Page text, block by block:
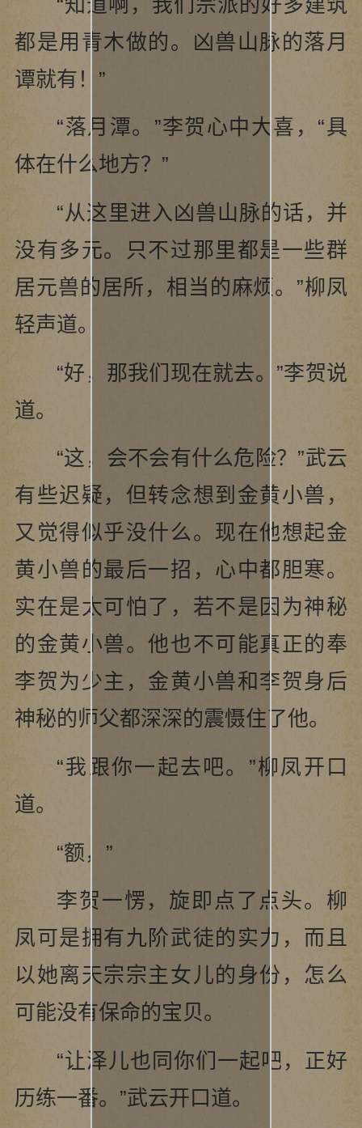
都是用青木做的。凶兽山脉的落月
谭就有！”
“落月潭。”李贺心中大喜，“具
体在什么地方？”
“从这里进入凶兽山脉的话，并
没有多元。只不过那里都是一些群
居元兽的居所，相当的麻烦。”柳凤
轻声道。
“好，那我们现在就去。”李贺说
道。
“这，会不会有什么危险？”武云
有些迟疑，但转念想到金黄小兽，
又觉得似乎没什么。现在他想起金
黄小兽的最后一招，心中都胆寒。
实在是太可怕了，若不是因为神秘
的金黄小兽。他也不可能真正的奉
李贺为少主，金黄小兽和李贺身后
神秘的师父都深深的震慑住了他。
“我跟你一起去吧。”柳凤开口
道。
“额，”
李贺一愣，旋即点了点头。柳
凤可是拥有九阶武徒的实力，而且
以她离天宗宗主女儿的身份，怎么
可能没有保命的宝贝。
“让泽儿也同你们一起吧，正好
历练一番。”武云开口道。